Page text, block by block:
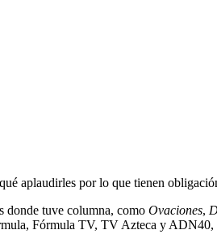
aplaudirles por lo que tienen
donde tuve columna, como Ovaciones,
Fórmula TV, TV Azteca y